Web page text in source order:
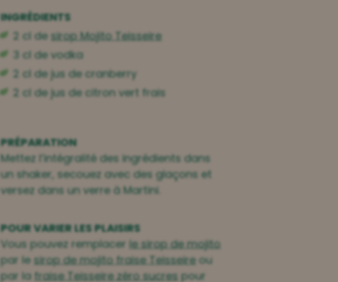
INGRÉDIENTS
2 cl de sirop Mojito Teisseire
3 cl de vodka
2 cl de jus de cranberry
2 cl de jus de citron vert frais
PRÉPARATION
Mettez l’intégralité des ingrédients dans
un shaker, secouez avec des glaçons et
versez dans un verre à Martini.
POUR VARIER LES PLAISIRS
Vous pouvez remplacer le sirop de mojito
par le sirop de mojito fraise Teisseire ou
par la
fraise Teisseire zéro sucres pour